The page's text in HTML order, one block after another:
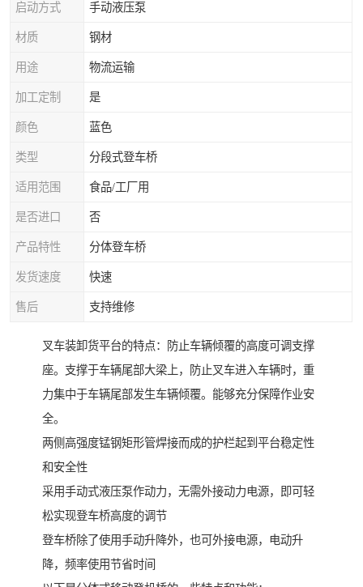
启动方式 手动液压泵
材质 钢材
用途 物流运输
加工定制 是
颜色 蓝色
类型 分段式登车桥
适用范围 食品/工厂用
是否进口 否
产品特性 分体登车桥
发货速度 快速
售后 支持维修
叉车装卸货平台的特点：防止车辆倾覆的高度可调支撑
座。支撑于车辆尾部大梁上，防止叉车进入车辆时，重
力集中于车辆尾部发生车辆倾覆。能够充分保障作业安
全。
两侧高强度锰钢矩形管焊接而成的护栏起到平台稳定性
和安全性
采用手动式液压泵作动力，无需外接动力电源，即可轻
松实现登车桥高度的调节
登车桥除了使用手动升降外，也可外接电源，电动升
降，频率使用节省时间